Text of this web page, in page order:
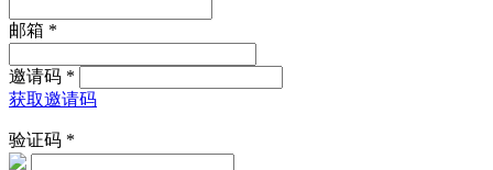
邮箱 *
邀请码 *
获取邀请码
验证码 *